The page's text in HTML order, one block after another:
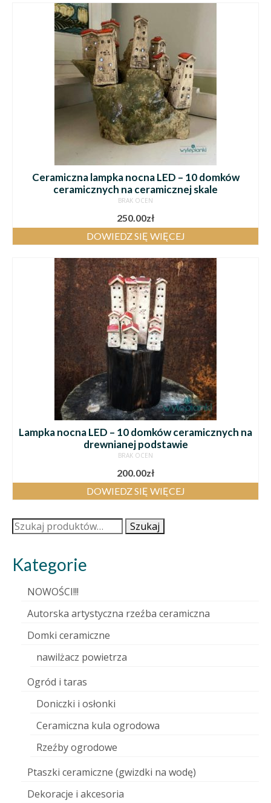
Ceramiczna lampka nocna LED – 10 domków
ceramicznych na ceramicznej skale
BRAK OCEN
250.00zł
DOWIEDZ SIĘ WIĘCEJ
Lampka nocna LED – 10 domków ceramicznych na
drewnianej podstawie
BRAK OCEN
200.00zł
DOWIEDZ SIĘ WIĘCEJ
Szukaj: Szukaj
Kategorie
NOWOŚCI!!!
Autorska artystyczna rzeźba ceramiczna
Domki ceramiczne
nawilżacz powietrza
Ogród i taras
Doniczki i osłonki
Ceramiczna kula ogrodowa
Rzeźby ogrodowe
Ptaszki ceramiczne (gwizdki na wodę)
Dekoracje i akcesoria